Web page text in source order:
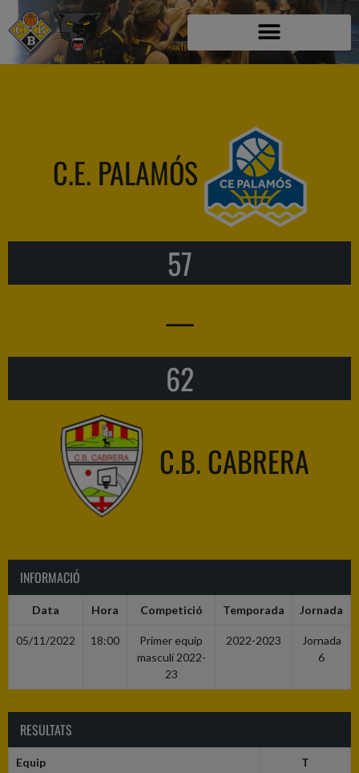
C.E. PALAMÓS
57
—
62
C.B. CABRERA
INFORMACIÓ
Data Hora Competició Temporada Jornada
05/11/2022 18:00
Primer equip
masculí 2022-
23
2022-2023
Jornada
6
RESULTATS
Equip T